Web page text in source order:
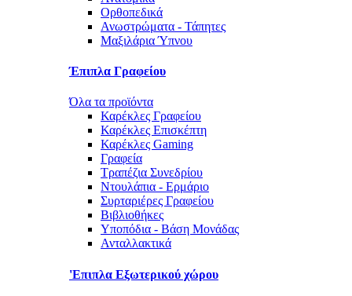
Ορθοπεδικά
Ανωστρώματα - Τάπητες
Μαξιλάρια Ύπνου
Έπιπλα Γραφείου
Όλα τα προϊόντα
Καρέκλες Γραφείου
Καρέκλες Επισκέπτη
Καρέκλες Gaming
Γραφεία
Τραπέζια Συνεδρίου
Ντουλάπια - Ερμάριο
Συρταριέρες Γραφείου
Βιβλιοθήκες
Υποπόδια - Βάση Μονάδας
Ανταλλακτικά
'Επιπλα Εξωτερικού χώρου